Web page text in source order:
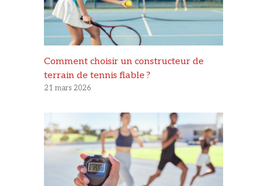
Comment choisir un constructeur de
terrain de tennis fiable ?
21 mars 2026